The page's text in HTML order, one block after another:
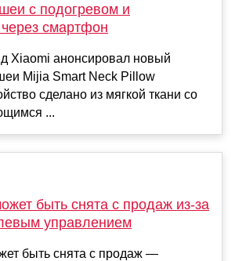
с подогревом и
смартфон
Xiaomi анонсировал новый
Mijia Smart Neck Pillow
сделано из мягкой ткани со
...
быть снята с продаж из-за
управлением
быть снята с продаж —